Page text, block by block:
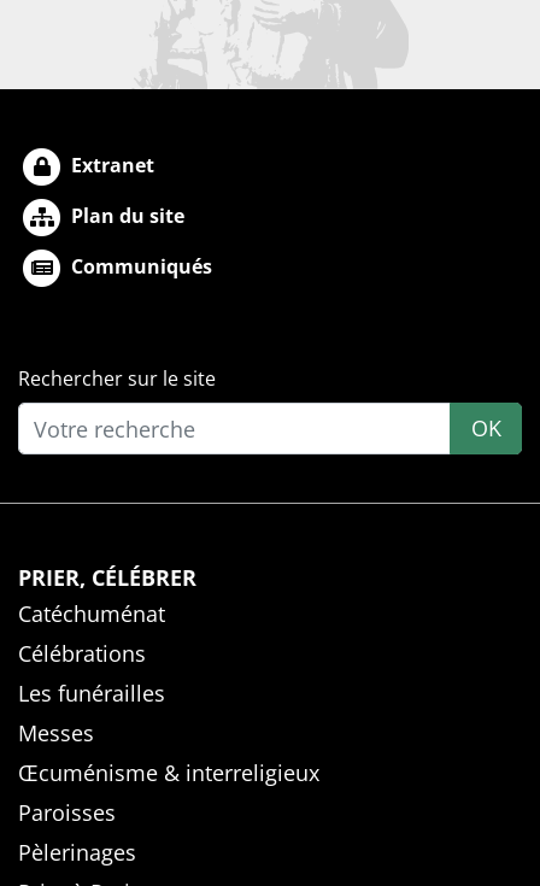
Extranet
Plan du site
Communiqués
Rechercher sur le site
OK
PRIER, CÉLÉBRER
Catéchuménat
Célébrations
Les funérailles
Messes
Œcuménisme & interreligieux
Paroisses
Pèlerinages